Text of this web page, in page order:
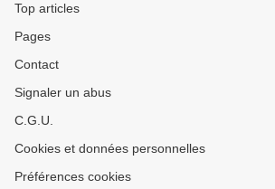
Top articles
Pages
Contact
Signaler un abus
C.G.U.
Cookies et données personnelles
Préférences cookies